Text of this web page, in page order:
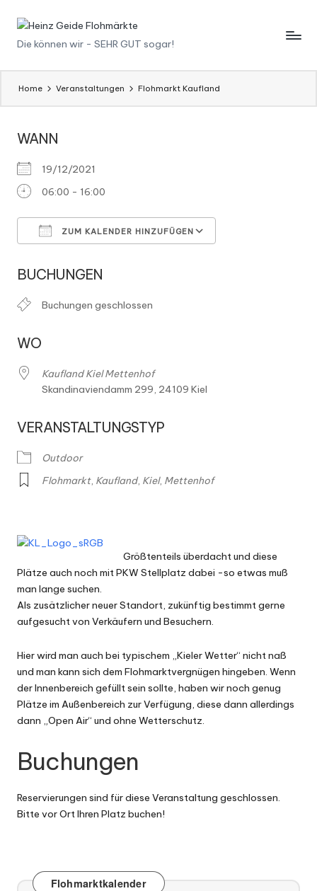
Skip
H
ei
n
G
ei
d
e
F
l
o
h
m
ä
k
e
Die können wir - SEHR GUT sogar!
Home Veranstaltungen Flohmarkt Kaufland
WANN
19/12/2021
06:00 - 16:00
ZUM KALENDER HINZUFÜGEN
BUCHUNGEN
Buchungen geschlossen
WO
Kaufland Kiel Mettenhof
Skandinaviendamm 299, 24109 Kiel
VERANSTALTUNGSTYP
Outdoor
Flohmarkt, Kaufland, Kiel, Mettenhof
Größtenteils überdacht und diese
Plätze auch noch mit PKW Stellplatz dabei -so etwas muß
man lange suchen.
Als zusätzlicher neuer Standort, zukünftig bestimmt gerne
aufgesucht von Verkäufern und Besuchern.
Hier wird man auch bei typischem „Kieler Wetter“ nicht naß
und man kann sich dem Flohmarktvergnügen hingeben. Wenn
der Innenbereich gefüllt sein sollte, haben wir noch genug
Plätze im Außenbereich zur Verfügung, diese dann allerdings
dann „Open Air“ und ohne Wetterschutz.
Buchungen
Reservierungen sind für diese Veranstaltung geschlossen.
Bitte vor Ort Ihren Platz buchen!
Flohmarktkalender